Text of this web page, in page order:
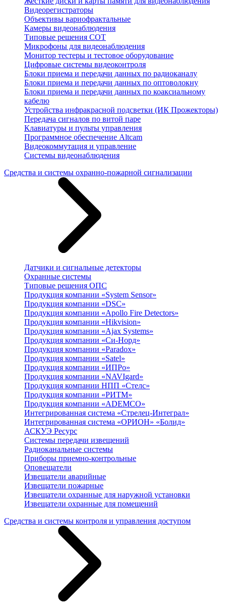
Видеорегистраторы
Объективы вариофрактальные
Камеры видеонаблюдения
Типовые решения СОТ
Микрофоны для видеонаблюдения
Монитор тестеры и тестовое оборудование
Цифровые системы видеоконтроля
Блоки приема и передачи данных по радиоканалу
Блоки приема и передачи данных по оптоволокну
Блоки приема и передачи данных по коаксиальному
кабелю
Устройства инфракрасной подсветки (ИК Прожекторы)
Передача сигналов по витой паре
Клавиатуры и пульты управления
Программное обеспечение Altcam
Видеокоммутация и управление
Системы видеонаблюдения
Средства и системы охранно-пожарной сигнализации
Датчики и сигнальные детекторы
Охранные системы
Типовые решения ОПС
Продукция компании «System Sensor»
Продукция компании «DSC»
Продукция компании «Apollo Fire Detectors»
Продукция компании «Hikvision»
Продукция компании «Ajax Systems»
Продукция компании «Си-Норд»
Продукция компании «Paradox»
Продукция компании «Satel»
Продукция компании «ИПРо»
Продукция компании «NAVIgard»
Продукция компании НПП «Стелс»
Продукция компании «РИТМ»
Продукция компании «ADEMCO»
Интегрированная система «Стрелец-Интеграл»
Интегрированная система «ОРИОН» «Болид»
АСКУЭ Ресурс
Системы передачи извещений
Радиоканальные системы
Приборы приемно-контрольные
Оповещатели
Извещатели аварийные
Извещатели пожарные
Извещатели охранные для наружной установки
Извещатели охранные для помещений
Средства и системы контроля и управления доступом